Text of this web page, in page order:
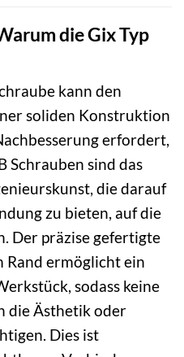
die Gix Typ
kann den
soliden Konstruktion
erfordert,
Schrauben sind das
die darauf
zu bieten, auf die
Der präzise gefertigte
Rand ermöglicht ein
sodass keine
die Ästhetik oder
Dies ist